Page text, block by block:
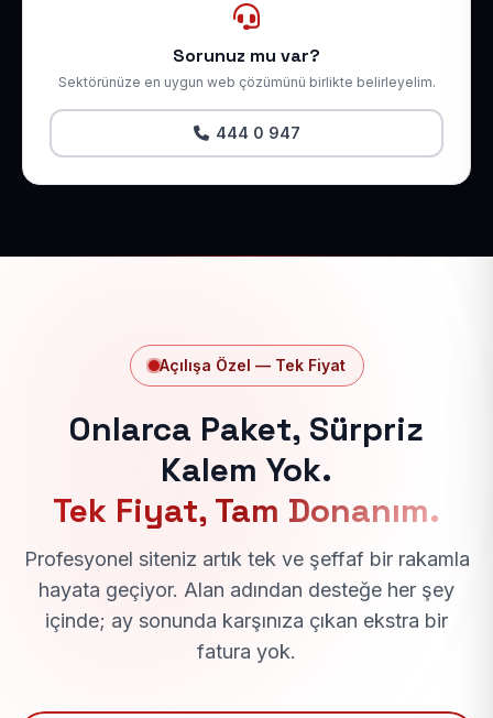
Sorunuz mu var?
Sektörünüze en uygun web çözümünü birlikte belirleyelim.
444 0 947
Açılışa Özel — Tek Fiyat
Onlarca Paket, Sürpriz
Kalem Yok.
Tek Fiyat, Tam Donanım.
Profesyonel siteniz artık tek ve şeffaf bir rakamla
hayata geçiyor. Alan adından desteğe her şey
içinde; ay sonunda karşınıza çıkan ekstra bir
fatura yok.